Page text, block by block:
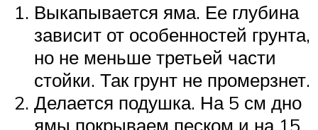
Выкапывается яма. Ее глубина
зависит от особенностей грунта,
но не меньше третьей части
стойки. Так грунт не промерзнет.
Делается подушка. На 5 см дно
ямы покрываем песком и на 15